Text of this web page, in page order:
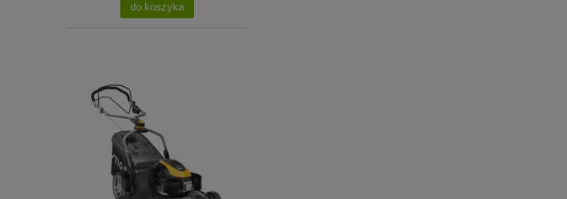
do koszyka